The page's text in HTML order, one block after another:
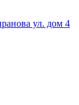
ул. дом 4